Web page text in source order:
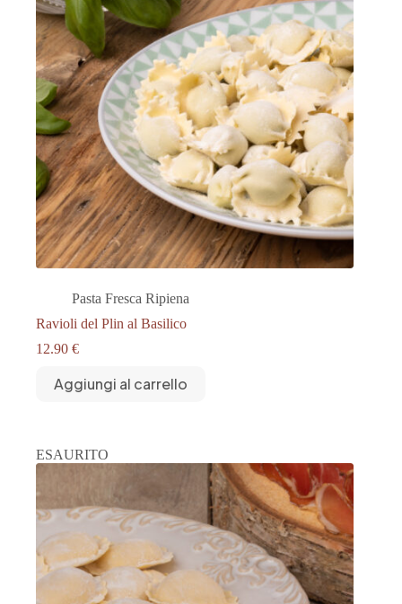
Pasta Fresca Ripiena
Ravioli del Plin al Basilico
12.90 €
Aggiungi al carrello
ESAURITO